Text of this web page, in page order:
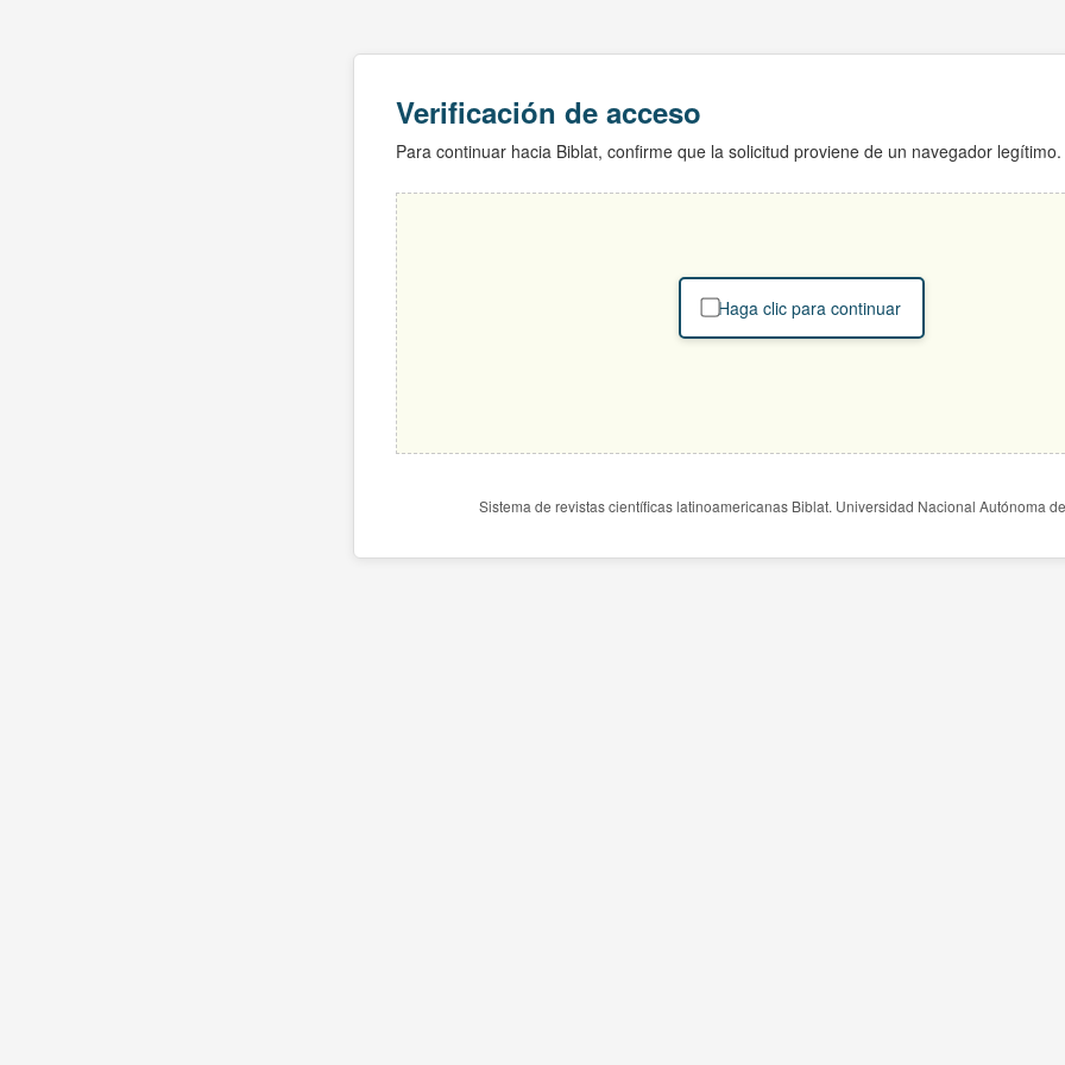
Verificación de acceso
Para continuar hacia Biblat, confirme que la solicitud proviene de un navegador legítimo.
Haga clic para continuar
Sistema de revistas científicas latinoamericanas Biblat. Universidad Nacional Autónoma